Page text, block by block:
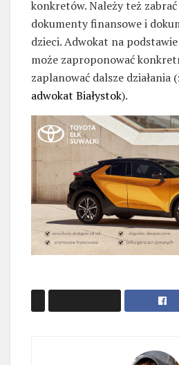
konkretów. Należy też
dokumenty finansowe i
dzieci. Adwokat na
może zaproponować
zaplanować dalsze działania
adwokat Białystok).